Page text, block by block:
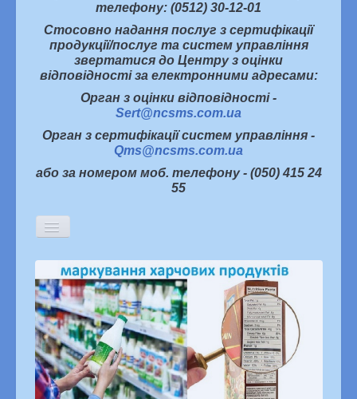
телефону: (0512) 30-12-01
Стосовно надання послуг з сертифікації
продукції/послуг та систем управління
звертатися до Центру з оцінки
відповідності за електронними адресами:
Орган з оцінки відповідності -
Sert@ncsms.com.ua
Орган з сертифікації систем управління -
Qms@ncsms.com.ua
або за номером моб. телефону - (050) 415 24
55
Включить/
выключить
навигацию
Головна
Історична довідка
Керівництво
Структура підприємства
Партнери про нас
Інформаційна політика
Статті